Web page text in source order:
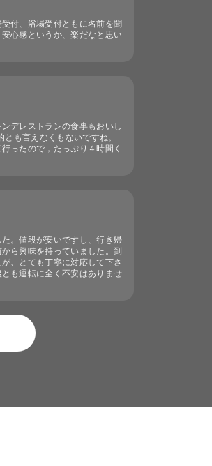
付、浴場受付ともに名前を聞
心感というか、楽だなと思い
デレストランの食事もおいし
も言えなくもないですね。
ったので，たっぷり４時間く
。値段が安いですし、行き帰
ら興味を持っていました。到
、とても丁寧に対応して下さ
も運転に全く不安はありませ